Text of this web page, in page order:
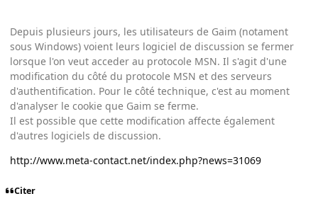
Depuis plusieurs jours, les utilisateurs de Gaim (notament
sous Windows) voient leurs logiciel de discussion se fermer
lorsque l'on veut acceder au protocole MSN. Il s'agit d'une
modification du côté du protocole MSN et des serveurs
d'authentification. Pour le côté technique, c'est au moment
d'analyser le cookie que Gaim se ferme.
Il est possible que cette modification affecte également
d'autres logiciels de discussion.
http://www.meta-contact.net/index.php?news=31069
Citer